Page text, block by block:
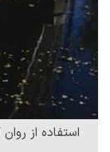
استفاده از